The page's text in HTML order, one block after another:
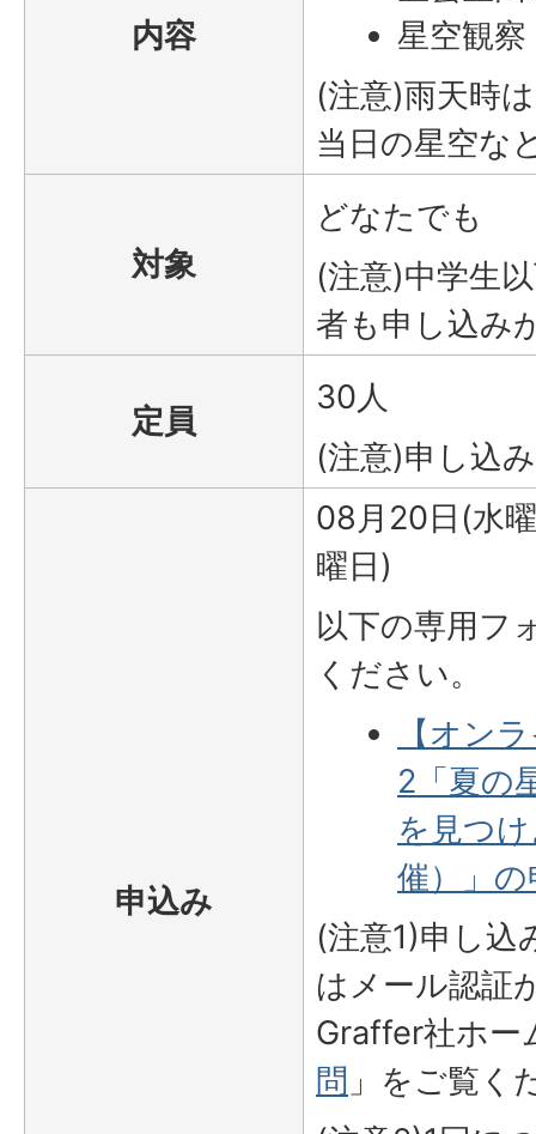
内容
星空観察
(注意)雨天時
当日の星空な
対象
どなたでも
(注意)中学生
者も申し込み
定員
30人
(注意)申し込
申込み
08月20日(水
曜日)
以下の専用フ
ください。
【オン
2「夏の
を見つ
催）」
(注意1)申し込
はメール認証
Graffer社ホー
問 」をご覧く